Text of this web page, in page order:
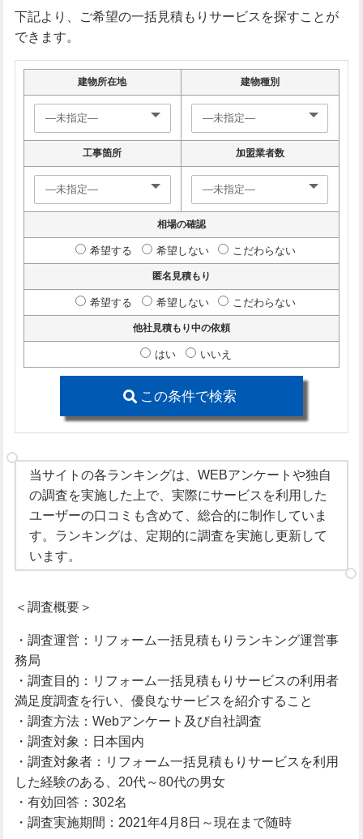
下記より、ご希望の一括見積もりサービスを探すことが
できます。
建物所在地 建物種別
工事箇所 加盟業者数
相場の確認
希望する 希望しない こだわらない
匿名見積もり
希望する 希望しない こだわらない
他社見積もり中の依頼
はい いいえ
この条件で検索
当サイトの各ランキングは、WEBアンケートや独自
の調査を実施した上で、実際にサービスを利用した
ユーザーの口コミも含めて、総合的に制作していま
す。ランキングは、定期的に調査を実施し更新して
います。
＜調査概要＞
・調査運営：リフォーム一括見積もりランキング運営事
務局
・調査目的：リフォーム一括見積もりサービスの利用者
満足度調査を行い、優良なサービスを紹介すること
・調査方法：Webアンケート及び自社調査
・調査対象：日本国内
・調査対象者：リフォーム一括見積もりサービスを利用
した経験のある、20代～80代の男女
・有効回答：302名
・調査実施期間：2021年4月8日～現在まで随時